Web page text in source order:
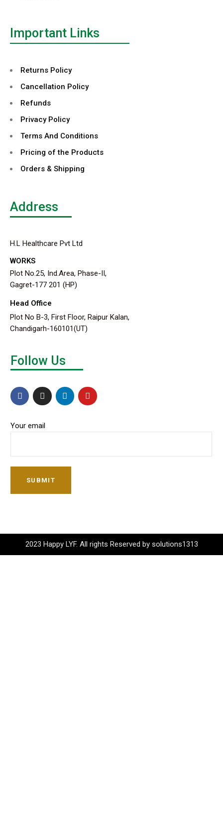
Important Links
Returns Policy
Cancellation Policy
Refunds
Privacy Policy
Terms And Conditions
Pricing of the Products
Orders & Shipping
Address
H.L Healthcare Pvt Ltd
WORKS
Plot No.25, Ind.Area, Phase-II,
Gagret-177 201 (HP)
Head Office
Plot No B-3, First Floor, Raipur Kalan,
Chandigarh-160101(UT)
Follow Us
Your email
SUBMIT
2023 Happy LYF. All rights Reserved by solutions1313